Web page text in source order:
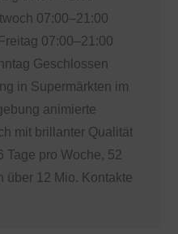
07:00–21:00
07:00–21:00
Geschlossen
in Supermärkten im
animierte
mit brillanter Qualität
Tage pro Woche, 52
über 12 Mio. Kontakte